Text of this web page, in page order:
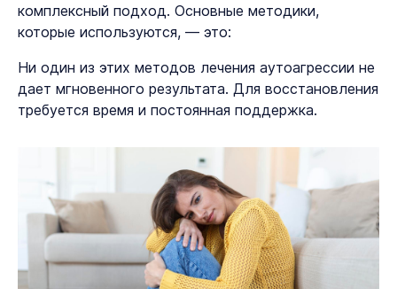
комплексный подход. Основные методики,
которые используются, — это:
Ни один из этих методов лечения аутоагрессии не
дает мгновенного результата. Для восстановления
требуется время и постоянная поддержка.